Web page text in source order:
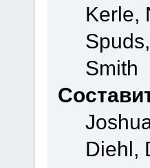
Kerle,
Smith
Diehl,